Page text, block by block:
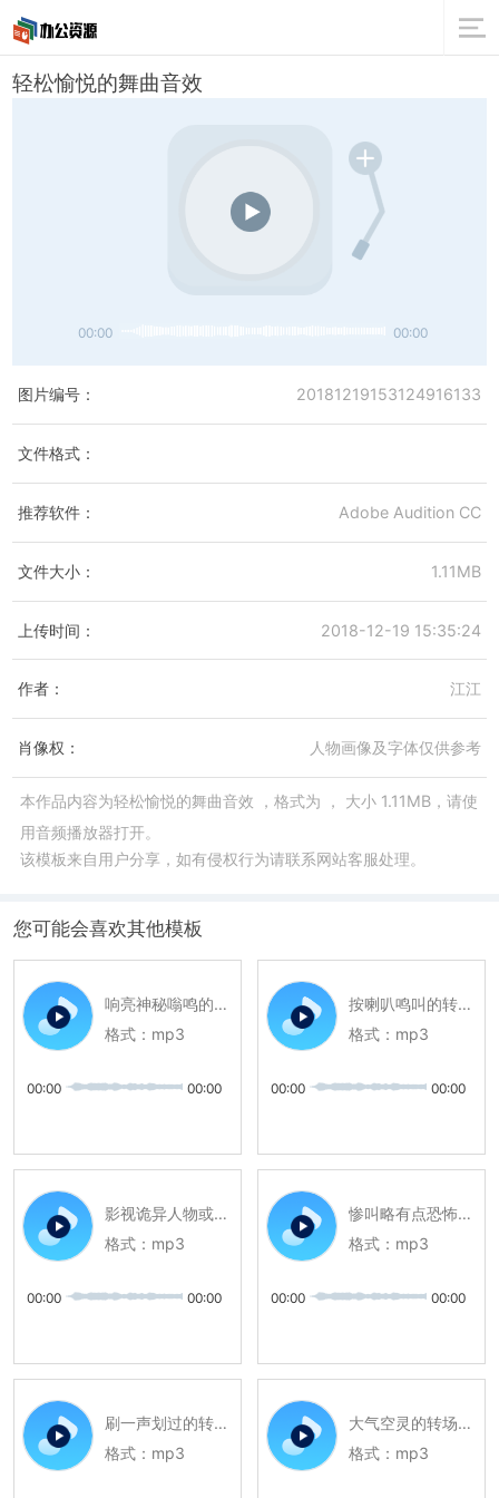
轻松愉悦的舞曲音效
00:00 00:00
图片编号： 20181219153124916133
文件格式：
推荐软件： Adobe Audition CC
文件大小： 1.11MB
上传时间： 2018-12-19 15:35:24
作者： 江江
肖像权： 人物画像及字体仅供参考
本作品内容为轻松愉悦的舞曲音效 ，格式为
， 大小 1.11MB，请使
用音频播放器打开。
该模板来自用户分享，如有侵权行为请联系网站客服处理。
您可能会喜欢其他模板
响亮神秘嗡鸣的转场音效
格式： mp3
00:00 00:00
按喇叭鸣叫的转场音效
格式： mp3
00:00 00:00
影视诡异人物或场景出现前转场音效
格式： mp3
00:00 00:00
惨叫略有点恐怖的转场音效
格式： mp3
00:00 00:00
刷一声划过的转场音效
格式： mp3
大气空灵的转场音效
格式： mp3